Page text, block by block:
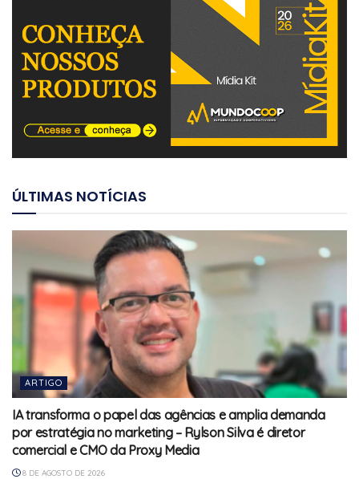
ÚLTIMAS NOTÍCIAS
ARTIGO
IA transforma o papel das agências e amplia demanda
por estratégia no marketing – Rylson Silva é diretor
comercial e CMO da Proxy Media
8 DE AGOSTO DE 2026